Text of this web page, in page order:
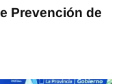
Prevención de